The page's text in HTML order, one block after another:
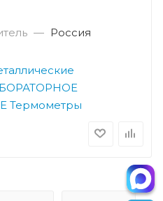
— Россия
Термометры